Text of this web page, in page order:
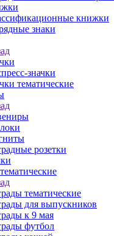
книжки
знаки
значки
тематические
розетки
тематические
для выпускников
к 9 мая
футбол